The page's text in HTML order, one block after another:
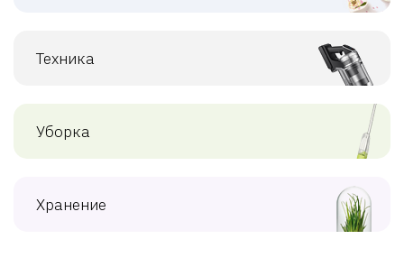
Техника
Уборка
Хранение